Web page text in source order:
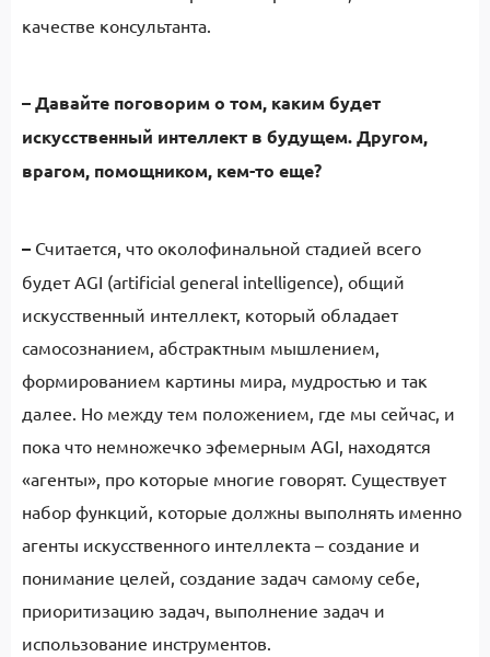
качестве консультанта.
–Давайте поговорим о том, каким будет
искусственный интеллект в будущем. Другом,
врагом, помощником, кем-то еще?
– Считается, что околофинальной стадией всего
будет AGI (artificial general intelligence), общий
искусственный интеллект, который обладает
самосознанием, абстрактным мышлением,
формированием картины мира, мудростью и так
далее. Но между тем положением, где мы сейчас, и
пока что немножечко эфемерным AGI, находятся
«агенты», про которые многие говорят. Существует
набор функций, которые должны выполнять именно
агенты искусственного интеллекта – создание и
понимание целей, создание задач самому себе,
приоритизацию задач, выполнение задач и
использование инструментов.